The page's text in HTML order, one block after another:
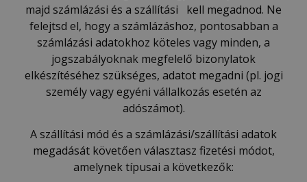
majd számlázási és a szállítási kell megadnod. Ne
felejtsd el, hogy a számlázáshoz, pontosabban a
számlázási adatokhoz köteles vagy minden, a
jogszabályoknak megfelelő bizonylatok
elkészítéséhez szükséges, adatot megadni (pl. jogi
személy vagy egyéni vállalkozás esetén az
adószámot).
A szállítási mód és a számlázási/szállítási adatok
megadását követően választasz fizetési módot,
amelynek típusai a következők: